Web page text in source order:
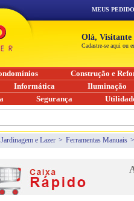
Jardinagem e Lazer > Ferramentas Manuais >
MEUS
Olá, Visitante
Cadastre-se aqui ou
Construção e
Informática Iluminação
Segurança